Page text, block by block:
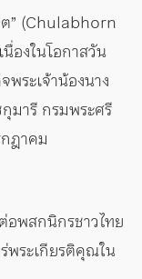
” (Chulabhorn
องในโอกาสวัน
ระเจ้าน้องนาง
มารี กรมพระศรี
ฎาคม
พสกนิกรชาวไทย
พระเกียรติคุณใน